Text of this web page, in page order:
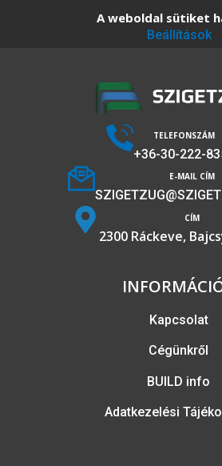
A weboldal sütiket
Beállítások
TELEFONSZÁM
+36-30-222-
E-MAIL CÍM
CÍM
2300 Ráckeve,
Kapcsolat
Cégünkről
BUILD info
Adatkezelési